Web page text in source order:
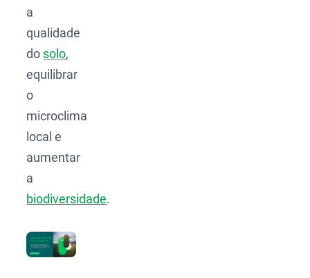
a
qualidade
do solo,
equilibrar
o
microclima
local e
aumentar
a
biodiversidade.